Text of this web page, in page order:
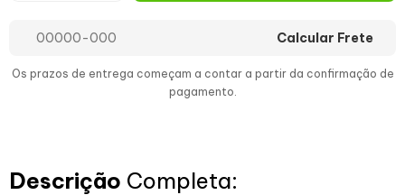
Calcular Frete
Os prazos de entrega começam a contar a partir da confirmação de
pagamento.
Descrição Completa: